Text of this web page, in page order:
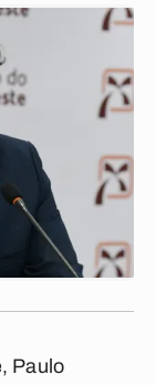
Paulo